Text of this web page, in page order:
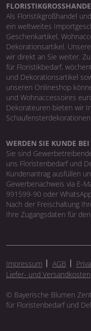
Als Floristikgroßhandel
ein weltweites
Geschenkartikel,
Dekorationsartikel.
wir direkt an Sie weiter.
für Floristikbedarf,
und Dekorationsartikel
unseren Onlineshop
und Wohnaccessoires
Dekorateuren bieten wir
WERDEN SIE KUNDE
Sie sind
uns Floristenbedarf und
Kundenantrag ausfüllen
Gewerbenachweis via E-
991599-90 oder
Nach der Freischaltung
Ihre Zugangsdaten für
Impressum AGB
Liefer- und Versandkosten
© Bayerische Blumen
für Floristenbedarf und